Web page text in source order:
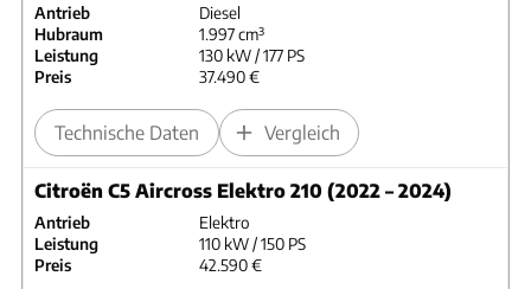
Antrieb
Diesel
Hubraum
1.997 cm³
Leistung
130 kW / 177 PS
Preis
37.490 €
Technische Daten Vergleich
Citroën C5 Aircross Elektro 210 (2022 – 2024)
Antrieb
Elektro
Leistung
110 kW / 150 PS
Preis
42.590 €